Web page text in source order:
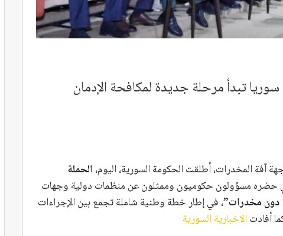
تبدأ مرحلة جديدة لمكافحة الإدمان
آفة المخدرات، أطلقت الحكومة السورية، اليوم، الحملة
حضره مسؤولون حكوميون وممثلون عن منظمات دولية وجهات
دون مخدرات”، في إطار خطة وطنية شاملة تجمع بين الإجراءات
أفادتالاخبارية السورية